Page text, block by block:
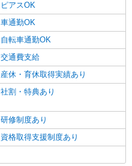
ピアスOK
車通勤OK
自転車通勤OK
交通費支給
産休・育休取得実績あり
社割・特典あり
研修制度あり
資格取得支援制度あり